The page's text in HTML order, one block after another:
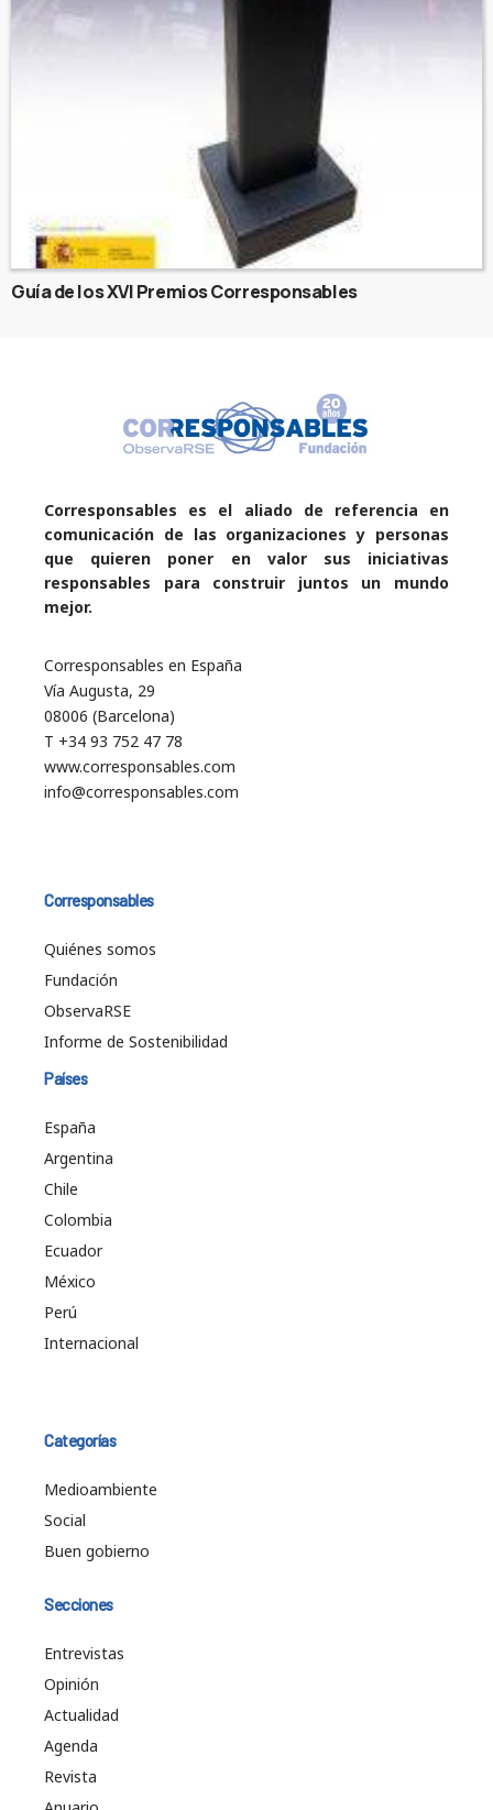
Guía de los XVI Premios Corresponsables
Corresponsables es el aliado de referencia en
comunicación de las organizaciones y personas
que quieren poner en valor sus iniciativas
responsables para construir juntos un mundo
mejor.
Corresponsables en España
Vía Augusta, 29
08006 (Barcelona)
T +34 93 752 47 78
www.corresponsables.com
info@corresponsables.com
Corresponsables
Quiénes somos
Fundación
ObservaRSE
Informe de Sostenibilidad
Países
España
Argentina
Chile
Colombia
Ecuador
México
Perú
Internacional
Categorías
Medioambiente
Social
Buen gobierno
Secciones
Entrevistas
Opinión
Actualidad
Agenda
Revista